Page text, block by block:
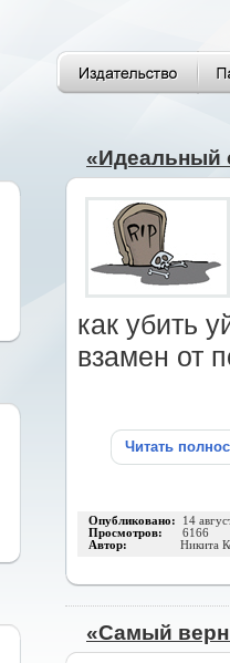
«Идеальный
как убить
взамен от
Читать
Опубликовано: 14
Просмотров: 6166
Автор: Никита
«Самый